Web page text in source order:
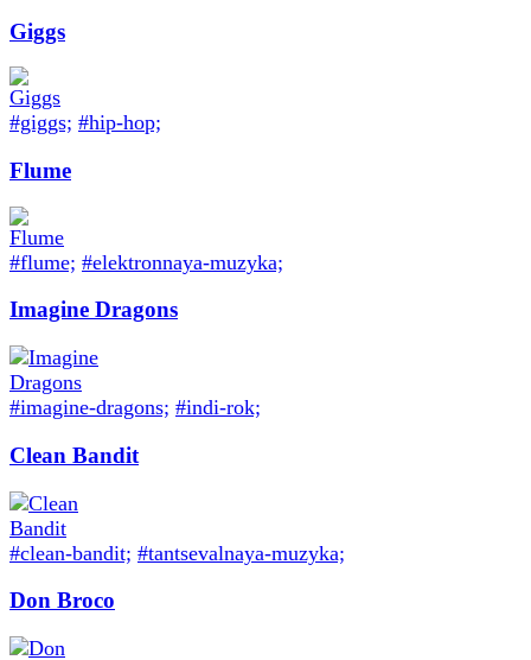
Giggs
#giggs; #hip-hop;
Flume
#flume; #elektronnaya-muzyka;
Imagine Dragons
#imagine-dragons; #indi-rok;
Clean Bandit
#clean-bandit; #tantsevalnaya-muzyka;
Don Broco